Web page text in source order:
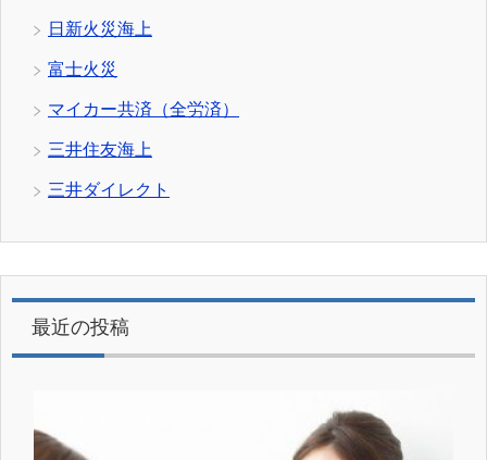
日新火災海上
富士火災
マイカー共済（全労済）
三井住友海上
三井ダイレクト
最近の投稿